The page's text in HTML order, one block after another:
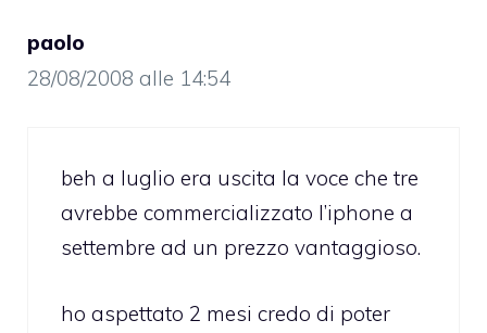
paolo
28/08/2008 alle 14:54
beh a luglio era uscita la voce che tre
avrebbe commercializzato l’iphone a
settembre ad un prezzo vantaggioso.
ho aspettato 2 mesi credo di poter